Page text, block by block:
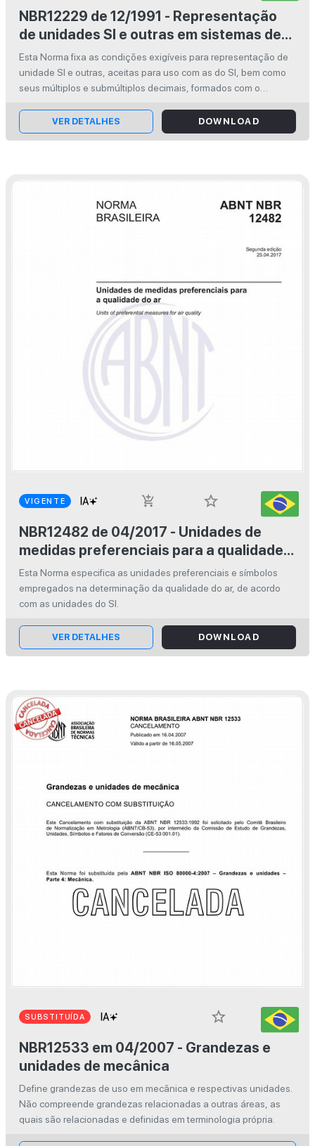
NBR12229 de 12/1991 - Representação
de unidades SI e outras em sistemas de
processamento de informações com
limitações de caracteres - Procedimento
Esta Norma fixa as condições exigíveis para representação de
unidade SI e outras, aceitas para uso com as do SI, bem como
seus múltiplos e submúltiplos decimais, formados com o
intercâmbio de inf...
VER DETALHES DOWNLOAD
VIGENTE add_shopping_cart
star_border
NBR12482 de 04/2017 - Unidades de
medidas preferenciais para a qualidade
do ar
Esta Norma especifica as unidades preferenciais e símbolos
empregados na determinação da quali­dade do ar, de acordo
com as unidades do SI.
VER DETALHES DOWNLOAD
SUBSTITUÍDA
star_border
NBR12533 em 04/2007 - Grandezas e
unidades de mecânica
Define grandezas de uso em mecânica e respectivas unidades.
Não compreende grandezas relacionadas a outras áreas, as
quais são relacionadas e definidas em terminologia própria.